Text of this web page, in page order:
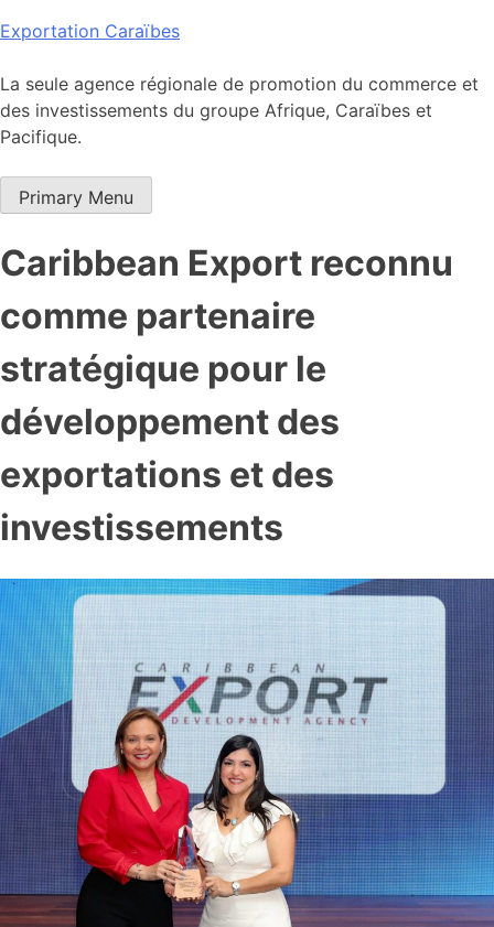
Skip
content
Exportation Caraïbes
La seule agence régionale de promotion du commerce et
des investissements du groupe Afrique, Caraïbes et
Pacifique.
Primary Menu
Caribbean Export reconnu
comme partenaire
stratégique pour le
développement des
exportations et des
investissements